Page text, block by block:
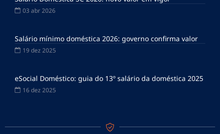
03 abr 2026
Salário mínimo doméstica 2026: governo confirma valor
19 dez 2025
eSocial Doméstico: guia do 13º salário da doméstica 2025
16 dez 2025